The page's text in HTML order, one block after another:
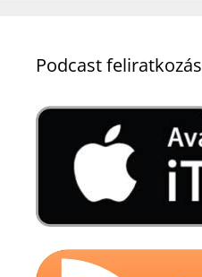
Podcast feliratkozás